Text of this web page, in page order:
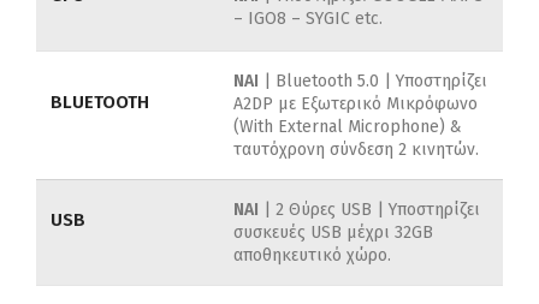
– IGO8 – SYGIC etc.
BLUETOOTH
ΝΑΙ | Bluetooth 5.0 | Υποστηρίζει
A2DP με Εξωτερικό Μικρόφωνο
(With External Microphone) &
ταυτόχρονη σύνδεση 2 κινητών.
USB ΝΑΙ | 2 Θύρες USB | Υποστηρίζει
συσκευές USB μέχρι 32GB
αποθηκευτικό χώρο.